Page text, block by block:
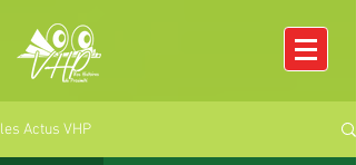
les Actus VHP